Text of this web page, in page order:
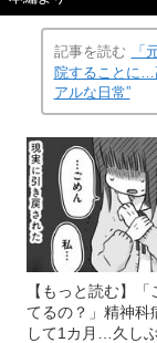
記事を読む
「
院することに…
アルな日常”
【もっと読む】
てるの？」精神科
して1カ月…久し